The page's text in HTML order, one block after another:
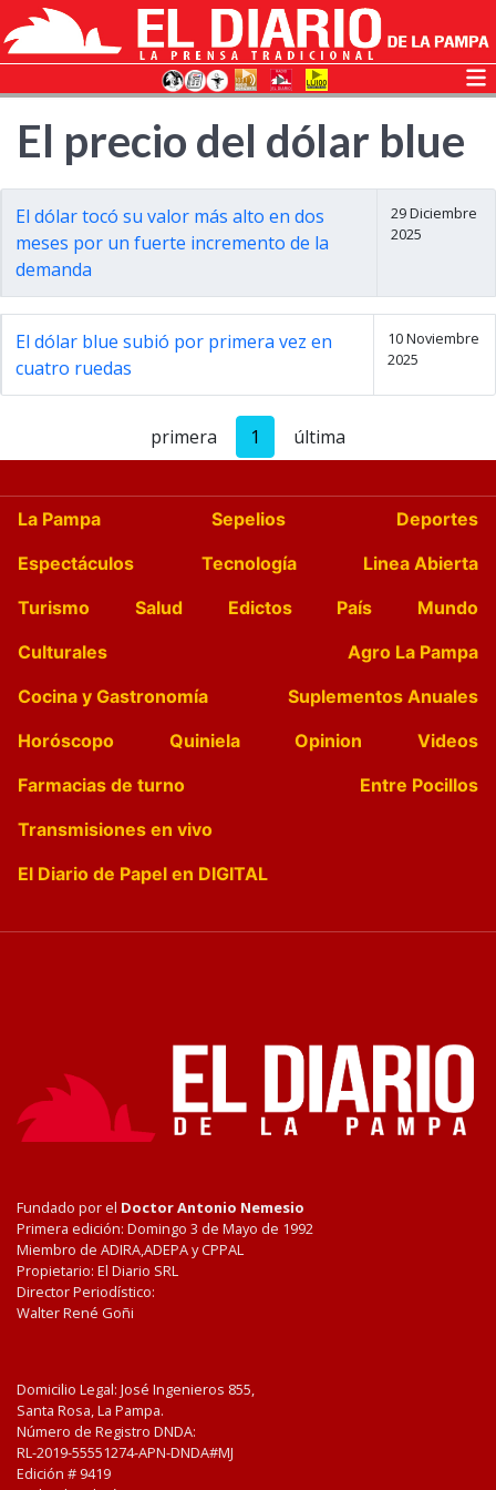
El precio del dólar blue
El dólar tocó su valor más alto en dos
meses por un fuerte incremento de la
demanda
29 Diciembre
2025
El dólar blue subió por primera vez en
cuatro ruedas
10 Noviembre
2025
primera 1 última
La Pampa Sepelios
Deportes
Espectáculos
Tecnología
Linea Abierta
Turismo
Salud Edictos País
Mundo
Culturales
Agro La Pampa
Cocina y Gastronomía
Suplementos Anuales
Horóscopo
Quiniela Opinion
Videos
Farmacias de turno
Entre Pocillos
Transmisiones en vivo
El Diario de Papel en DIGITAL
Fundado por el Doctor Antonio Nemesio
Primera edición: Domingo 3 de Mayo de 1992
Miembro de ADIRA,ADEPA y CPPAL
Propietario: El Diario SRL
Director Periodístico:
Walter René Goñi
Domicilio Legal: José Ingenieros 855,
Santa Rosa, La Pampa.
Número de Registro DNDA:
RL-2019-55551274-APN-DNDA#MJ
Edición # 9419